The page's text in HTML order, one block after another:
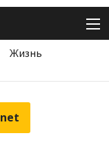
Жизнь